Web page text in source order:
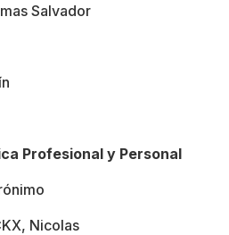
Salvador
Profesional y Personal
Nicolas